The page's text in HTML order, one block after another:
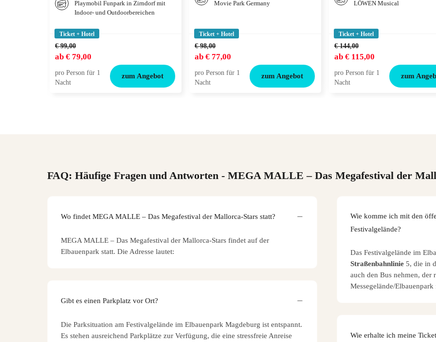
Playmobil Funpark in Zirndorf mit
Indoor- und Outdoorbereichen
Ticket + Hotel
€ 99,00
ab € 79,00
pro Person für 1
Nacht
zum Angebot
Movie Park Germany
Ticket + Hotel
€ 98,00
ab € 77,00
pro Person für 1
Nacht
zum Angebot
LÖWEN Musical
Ticket + Hotel
€ 144,00
ab € 115,00
pro Person für 1
Nacht
zum
FAQ: Häufige Fragen und Antworten - MEGA MALLE – Das Megafestival der
Wo findet MEGA MALLE – Das Megafestival der Mallorca-Stars statt?
MEGA MALLE – Das Megafestival der Mallorca-Stars findet auf der
Elbauenpark statt. Die Adresse lautet:
Gibt es einen Parkplatz vor Ort?
Die Parksituation am Festivalgelände im Elbauenpark Magdeburg ist entspannt.
Es stehen ausreichend Parkplätze zur Verfügung, die eine stressfreie Anreise
Wie komme ich mit den
Festivalgelände?
Das Festivalgelände im
Straßenbahnlinie 5, die in
auch den Bus nehmen, der
Messegelände/Elbauenpark
Wie erhalte ich meine